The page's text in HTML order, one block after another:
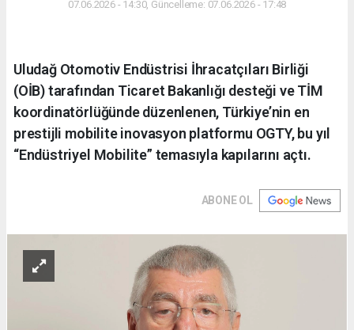
07.06.2026 - 14:30, Güncelleme: 07.06.2026 - 17:48
Uludağ Otomotiv Endüstrisi İhracatçıları Birliği
(OİB) tarafından Ticaret Bakanlığı desteği ve TİM
koordinatörlüğünde düzenlenen, Türkiye’nin en
prestijli mobilite inovasyon platformu OGTY, bu yıl
“Endüstriyel Mobilite” temasıyla kapılarını açtı.
ABONE OL